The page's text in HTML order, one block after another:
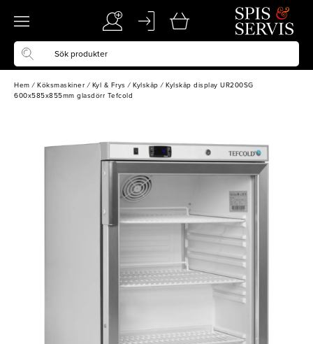
Hem / Köksmaskiner / Kyl & Frys / Kylskåp / Kylskåp display UR200SG
600x585x855mm glasdörr Tefcold